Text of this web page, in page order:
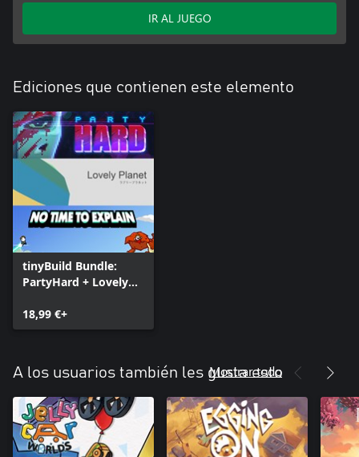
IR AL JUEGO
Ediciones que contienen este elemento
tinyBuild Bundle:
PartyHard + Lovely
Explain
18,99 €+
A los usuarios también les gusta esto
Mostrar todo